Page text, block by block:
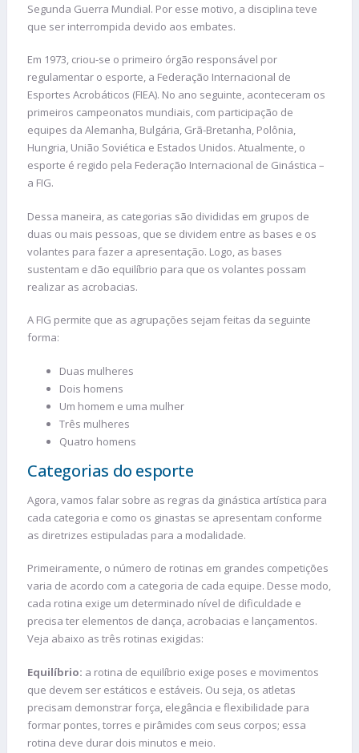
Segunda Guerra Mundial. Por esse motivo, a disciplina teve
que ser interrompida devido aos embates.
Em 1973, criou-se o primeiro órgão responsável por
regulamentar o esporte, a Federação Internacional de
Esportes Acrobáticos (FIEA). No ano seguinte, aconteceram os
primeiros campeonatos mundiais, com participação de
equipes da Alemanha, Bulgária, Grã-Bretanha, Polônia,
Hungria, União Soviética e Estados Unidos. Atualmente, o
esporte é regido pela Federação Internacional de Ginástica –
a FIG.
Dessa maneira, as categorias são divididas em grupos de
duas ou mais pessoas, que se dividem entre as bases e os
volantes para fazer a apresentação. Logo, as bases
sustentam e dão equilíbrio para que os volantes possam
realizar as acrobacias.
A FIG permite que as agrupações sejam feitas da seguinte
forma:
Duas mulheres
Dois homens
Um homem e uma mulher
Três mulheres
Quatro homens
Categorias do esporte
Agora, vamos falar sobre as regras da ginástica artística para
cada categoria e como os ginastas se apresentam conforme
as diretrizes estipuladas para a modalidade.
Primeiramente, o número de rotinas em grandes competições
varia de acordo com a categoria de cada equipe. Desse modo,
cada rotina exige um determinado nível de dificuldade e
precisa ter elementos de dança, acrobacias e lançamentos.
Veja abaixo as três rotinas exigidas:
Equilíbrio: a rotina de equilíbrio exige poses e movimentos
que devem ser estáticos e estáveis. Ou seja, os atletas
precisam demonstrar força, elegância e flexibilidade para
formar pontes, torres e pirâmides com seus corpos; essa
rotina deve durar dois minutos e meio.